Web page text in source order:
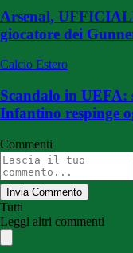
Arsenal,
giocatore dei
Calcio Estero
Scandalo in UEFA:
Infantino respinge
Commenti
Invia Commento
Tutti
Leggi altri commenti